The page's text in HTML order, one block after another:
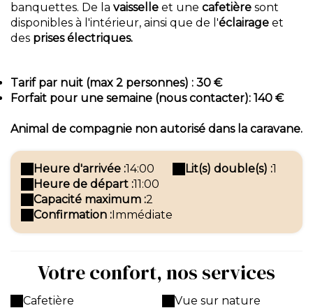
banquettes. De la vaisselle et une cafetière sont
disponibles à l'intérieur, ainsi que de l'éclairage et
des prises électriques.
Tarif par nuit (max 2 personnes) : 30 €
Forfait pour une semaine (nous contacter): 140 €
Animal de compagnie non autorisé dans la caravane.
Heure d'arrivée :14:00
Heure de départ :11:00
Capacité maximum :2
Confirmation :Immédiate
Lit(s) double(s) :1
Votre confort, nos services
Cafetière Vue sur nature